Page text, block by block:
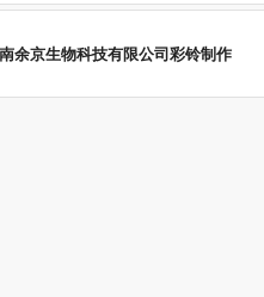
余京生物科技有限公司彩铃制作